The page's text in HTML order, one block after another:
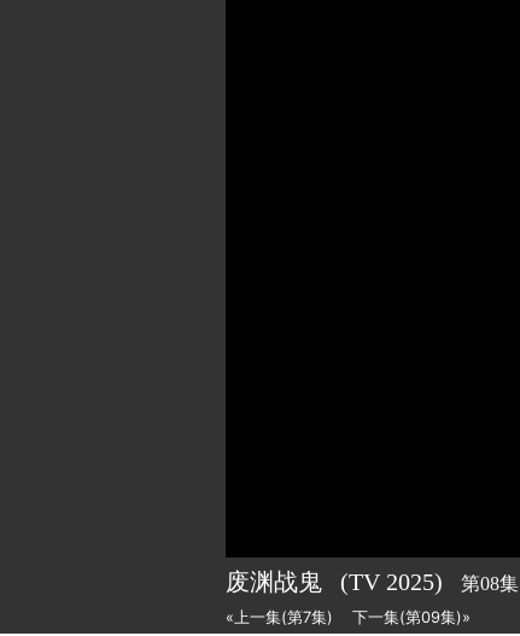
废渊战鬼 (TV 2025) 第08集
«上一集(第7集) 下一集(第09集)»